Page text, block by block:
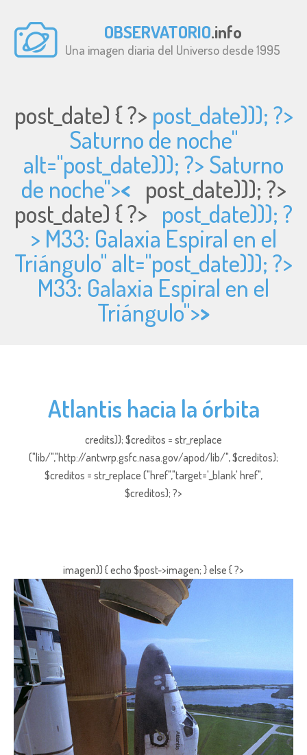
OBSERVATORIO.info
Una imagen diaria del Universo desde 1995
post_date) { ?> post_date))); ?>
Saturno de noche"
alt="post_date))); ?> Saturno
de noche">< post_date))); ?>
post_date) { ?> post_date))); ?
> M33: Galaxia Espiral en el
Triángulo" alt="post_date))); ?>
M33: Galaxia Espiral en el
Triángulo">>
Atlantis hacia la órbita
credits)); $creditos = str_replace
("lib/","http://antwrp.gsfc.nasa.gov/apod/lib/", $creditos);
$creditos = str_replace ("href","target='_blank' href",
$creditos); ?>
imagen)) { echo $post->imagen; } else { ?>